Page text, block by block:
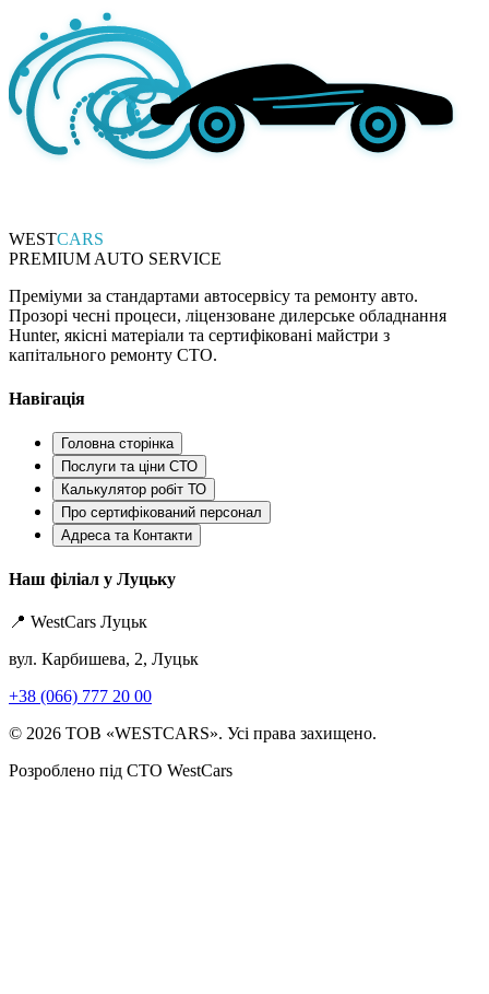
WESTCARS
PREMIUM AUTO SERVICE
Преміуми за стандартами автосервісу та ремонту авто.
Прозорі чесні процеси, ліцензоване дилерське обладнання
Hunter, якісні матеріали та сертифіковані майстри з
капітального ремонту СТО.
Навігація
Головна сторінка
Послуги та ціни СТО
Калькулятор робіт ТО
Про сертифікований персонал
Адреса та Контакти
Наш філіал у Луцьку
📍 WestCars Луцьк
вул. Карбишева, 2, Луцьк
+38 (066) 777 20 00
© 2026 ТОВ «WESTCARS». Усі права захищено.
Розроблено під СТО WestCars